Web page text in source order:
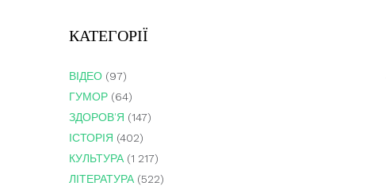
КАТЕГОРІЇ
ВІДЕО (97)
ГУМОР (64)
ЗДОРОВ'Я (147)
ІСТОРІЯ (402)
КУЛЬТУРА (1 217)
ЛІТЕРАТУРА (522)